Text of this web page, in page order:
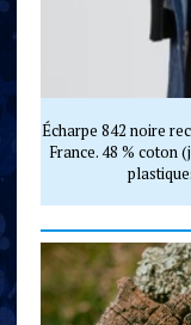
Écharpe 842 noire
France. 48 % coton